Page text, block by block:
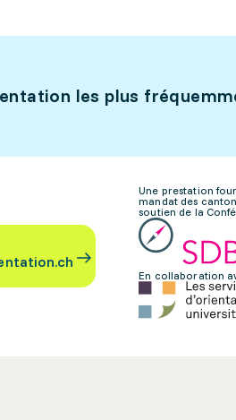
les plus
Une prestation
mandat des
soutien de la
En collaboration